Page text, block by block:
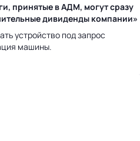
принятые в АДМ, могут сразу
дивиденды компании»
устройство под запрос
машины.